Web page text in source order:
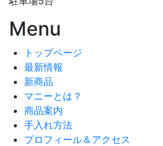
Menu
トップページ
最新情報
新商品
マニーとは？
商品案内
手入れ方法
プロフィール＆アクセス